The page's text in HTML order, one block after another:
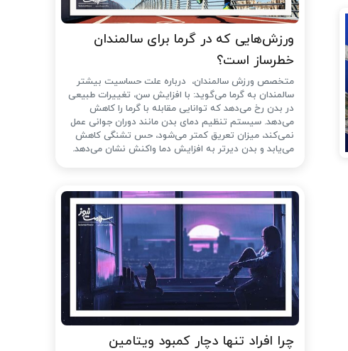
ورزش‌هایی که در گرما برای سالمندان
خطرساز است؟
متخصص ورزش سالمندان، درباره علت حساسیت بیشتر
سالمندان به گرما می‌گوید: با افزایش سن، تغییرات طبیعی
در بدن رخ می‌دهد که توانایی مقابله با گرما را کاهش
می‌دهد. سیستم تنظیم دمای بدن مانند دوران جوانی عمل
نمی‌کند، میزان تعریق کمتر می‌شود، حس تشنگی کاهش
می‌یابد و بدن دیرتر به افزایش دما واکنش نشان می‌دهد.
چرا افراد تنها دچار کمبود ویتامین